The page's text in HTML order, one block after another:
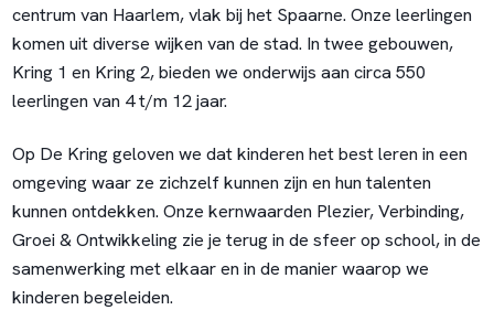
centrum van Haarlem, vlak bij het Spaarne. Onze leerlingen
komen uit diverse wijken van de stad. In twee gebouwen,
Kring 1 en Kring 2, bieden we onderwijs aan circa 550
leerlingen van 4 t/m 12 jaar.
Op De Kring geloven we dat kinderen het best leren in een
omgeving waar ze zichzelf kunnen zijn en hun talenten
kunnen ontdekken. Onze kernwaarden Plezier, Verbinding,
Groei & Ontwikkelingzie je terug in de sfeer op school, in de
samenwerking met elkaar en in de manier waarop we
kinderen begeleiden.